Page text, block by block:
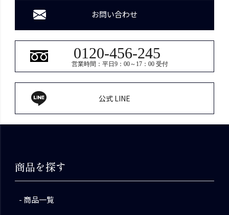
お問い合わせ
0120-456-245
営業時間：平日9：00～17：00 受付
公式 LINE
商品を探す
商品一覧